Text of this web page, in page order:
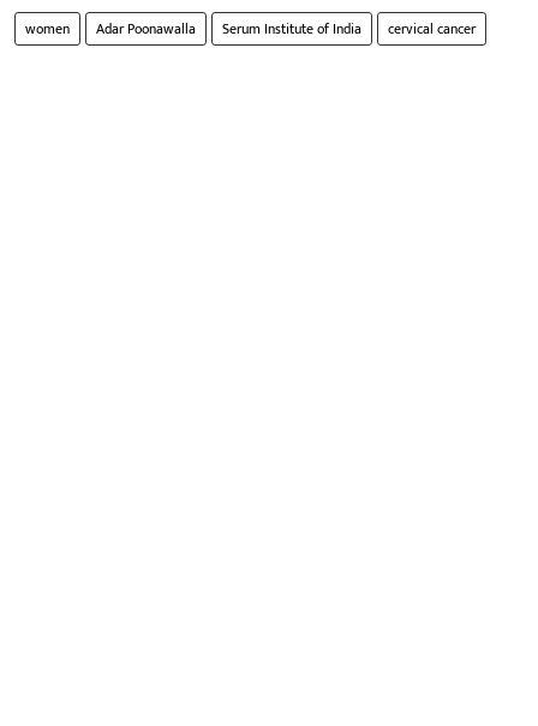
women Adar Poonawalla Serum Institute of India cervical cancer